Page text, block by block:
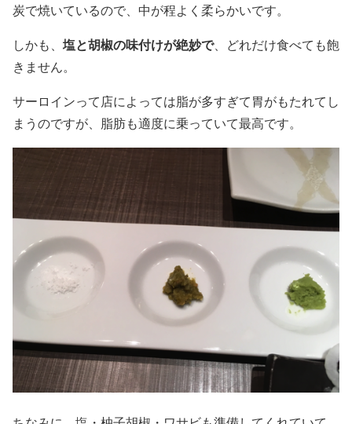
炭で焼いているので、中が程よく柔らかいです。
しかも、 塩と胡椒の味付けが絶妙で、どれだけ食べても飽
きません。
サーロインって店によっては脂が多すぎて胃がもたれてし
まうのですが、脂肪も適度に乗っていて最高です。